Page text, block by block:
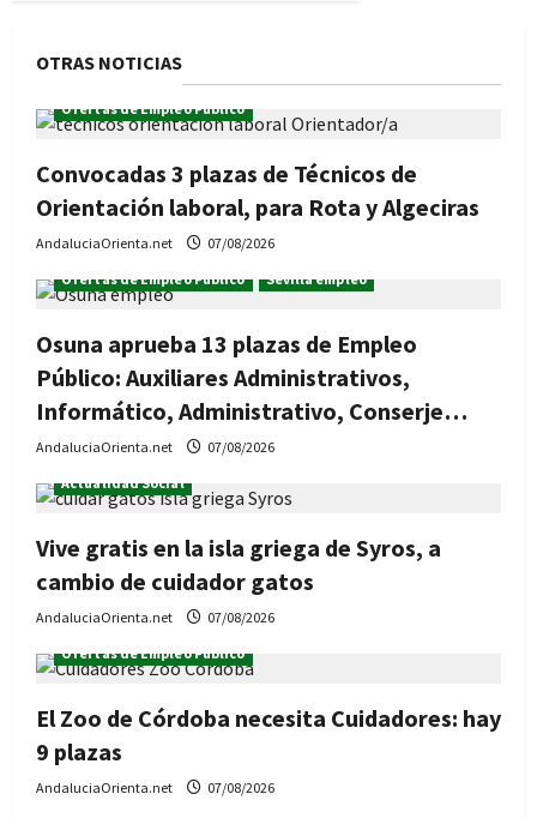
OTRAS NOTICIAS
Ofertas de Empleo Público
Convocadas 3 plazas de Técnicos de
Orientación laboral, para Rota y Algeciras
AndaluciaOrienta.net
07/08/2026
Ofertas de Empleo Público
Sevilla empleo
Osuna aprueba 13 plazas de Empleo
Público: Auxiliares Administrativos,
Informático, Administrativo, Conserje…
AndaluciaOrienta.net
07/08/2026
Actualidad Social
Vive gratis en la isla griega de Syros, a
cambio de cuidador gatos
AndaluciaOrienta.net
07/08/2026
Ofertas de Empleo Público
El Zoo de Córdoba necesita Cuidadores: hay
9 plazas
AndaluciaOrienta.net 07/08/2026